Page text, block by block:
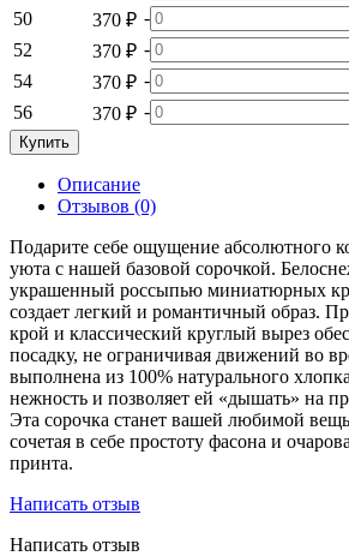
50
370 ₽ -
52
370 ₽ -
54
370 ₽ -
56
370 ₽ -
Купить
Описание
Отзывов (0)
Подарите себе ощущение абсолютного
уюта с нашей базовой сорочкой.
украшенный россыпью миниатюрных
создает легкий и романтичный образ.
крой и классический круглый вырез
посадку, не ограничивая движений во
выполнена из 100% натурального
нежность и позволяет ей «дышать» на
Эта сорочка станет вашей любимой
сочетая в себе простоту фасона и
принта.
Написать отзыв
Написать отзыв